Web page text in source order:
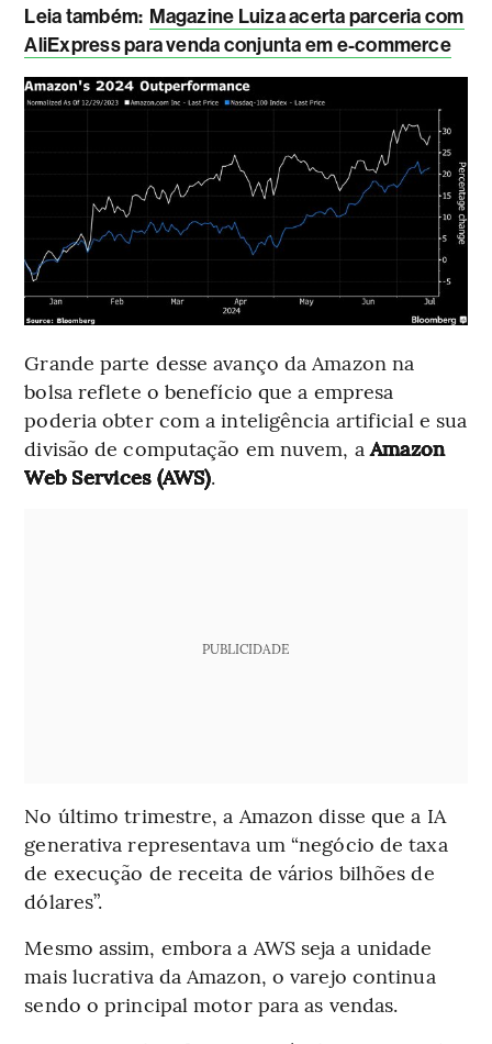
Leia também: Magazine Luiza acerta parceria com
AliExpress para venda conjunta em e-commerce
Grande parte desse avanço da Amazon na
bolsa reflete o benefício que a empresa
poderia obter com a inteligência artificial e sua
divisão de computação em nuvem, aAmazon
Web Services (AWS).
PUBLICIDADE
No último trimestre, a Amazon disse que a IA
generativa representava um “negócio de taxa
de execução de receita de vários bilhões de
dólares”.
Mesmo assim, embora a AWS seja a unidade
mais lucrativa da Amazon, o varejo continua
sendo o principal motor para as vendas.